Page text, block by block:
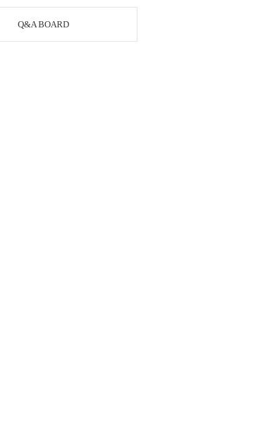
Q&A BOARD